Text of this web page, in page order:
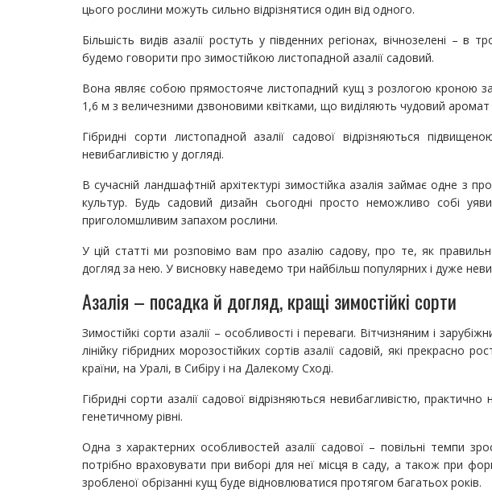
цього рослини можуть сильно відрізнятися один від одного.
Більшість видів азалії ростуть у південних регіонах, вічнозелені – в
будемо говорити про зимостійкою листопадной азалії садовий.
Вона являє собою прямостояче листопадний кущ з розлогою кроною
1,6 м з величезними дзвоновими квітками, що виділяють чудовий аромат
Гібридні сорти листопадной азалії садової відрізняються
невибагливістю у догляді.
В сучасній ландшафтній архітектурі зимостійка азалія займає одне з
культур. Будь садовий дизайн сьогодні просто неможливо собі
приголомшливим запахом рослини.
У цій статті ми розповімо вам про азалію садову, про те, як
догляд за нею. У висновку наведемо три найбільш популярних і дуже
Азалія – посадка й догляд, кращі зимостійкі сорти
Зимостійкі сорти азалії – особливості і переваги. Вітчизняним і
лінійку гібридних морозостійких сортів азалії садовій, які прекрасно
країни, на Уралі, в Сибіру і на Далекому Сході.
Гібридні сорти азалії садової відрізняються невибагливістю,
генетичному рівні.
Одна з характерних особливостей азалії садової – повільні темпи
потрібно враховувати при виборі для неї місця в саду, а також при
зробленої обрізанні кущ буде відновлюватися протягом багатьох років.